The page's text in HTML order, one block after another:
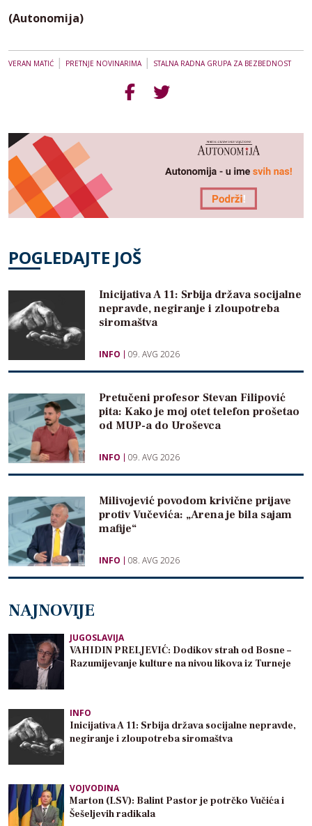
(Autonomija)
VERAN MATIĆ | PRETNJE NOVINARIMA| STALNA RADNA GRUPA ZA BEZBEDNOST
POGLEDAJTE JOŠ
Inicijativa A 11: Srbija država socijalne
nepravde, negiranje i zloupotreba
siromaštva
INFO 09. AVG 2026
Pretučeni profesor Stevan Filipović
pita: Kako je moj otet telefon prošetao
od MUP-a do Uroševca
INFO 09. AVG 2026
Milivojević povodom krivične prijave
protiv Vučevića: „Arena je bila sajam
mafije“
INFO 08. AVG 2026
NAJNOVIJE
JUGOSLAVIJA
VAHIDIN PRELJEVIĆ: Dodikov strah od Bosne –
Razumijevanje kulture na nivou likova iz Turneje
INFO
Inicijativa A 11: Srbija država socijalne nepravde,
negiranje i zloupotreba siromaštva
VOJVODINA
Marton (LSV): Balint Pastor je potrčko Vučića i
Šešeljevih radikala